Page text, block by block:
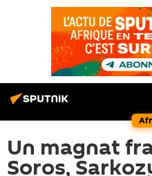
Un magnat
Soros,